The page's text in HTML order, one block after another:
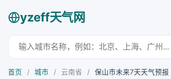
yzeff天气网
首页 / 城市 / 云南省 / 保山市未来7天天气预报